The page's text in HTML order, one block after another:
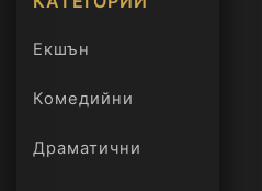
Екшън
Комедийни
Драматични